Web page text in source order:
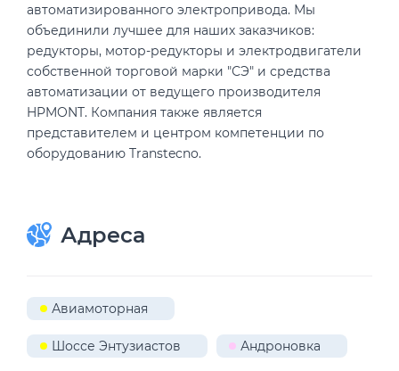
автоматизированного электропривода. Мы
объединили лучшее для наших заказчиков:
редукторы, мотор-редукторы и электродвигатели
собственной торговой марки "СЭ" и средства
автоматизации от ведущего производителя
HPMONT. Компания также является
представителем и центром компетенции по
оборудованию Transtecno.
Адреса
Авиамоторная
Шоссе Энтузиастов Андроновка